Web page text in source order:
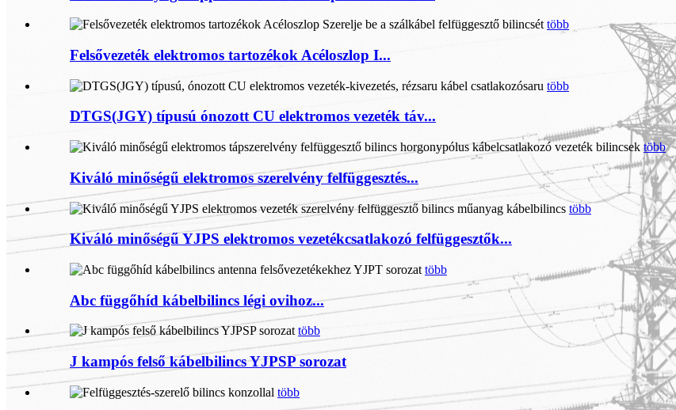
több
Felsővezeték elektromos tartozékok Acéloszlop I...
több
DTGS(JGY) típusú ónozott CU elektromos vezeték táv...
több
Kiváló minőségű elektromos szerelvény felfüggesztés...
több
Kiváló minőségű YJPS elektromos vezetékcsatlakozó felfüggesztők...
több
Abc függőhíd kábelbilincs légi ovihoz...
több
J kampós felső kábelbilincs YJPSP sorozat
több